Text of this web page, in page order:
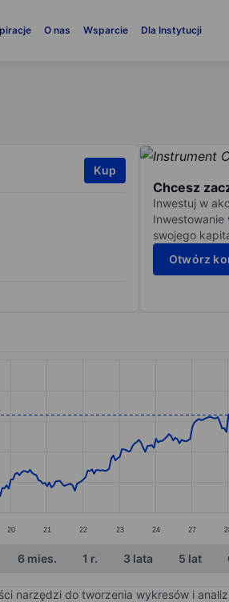
O nas Wsparcie Dla Instytucji
Kup
Chcesz
Inwestuj w
Inwestowanie
swojego
Otwórz
from 331.55 to 371.65.
20 21 22 23 24 27
6 mies. 1 r. 3 lata 5 lat
narzędzi do tworzenia wykresów i